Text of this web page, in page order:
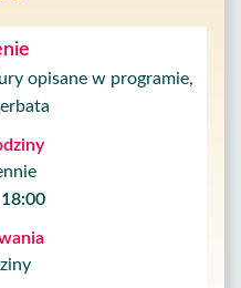
opisane w programie,